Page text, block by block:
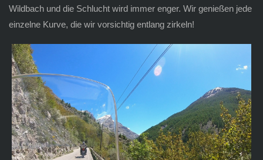
Wildbach und die Schlucht wird immer enger. Wir genießen jede
einzelne Kurve, die wir vorsichtig entlang zirkeln!